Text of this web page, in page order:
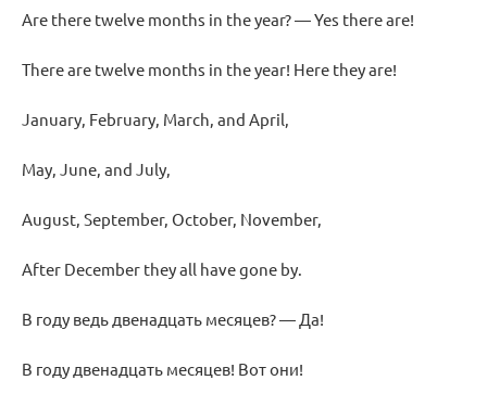
Are there twelve months in the year? — Yes there are!
There are twelve months in the year! Here they are!
January, February, March, and April,
May, June, and July,
August, September, October, November,
After December they all have gone by.
В году ведь двенадцать месяцев? — Да!
В году двенадцать месяцев! Вот они!